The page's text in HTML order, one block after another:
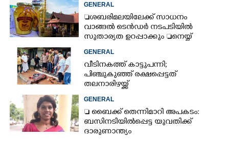
GENERAL
ശബരിമലയിലേക്ക് സാധനം
വാങ്ങൽ ടെൻ‌ഡർ നടപടിയിൽ
സുതാര്യത ഉറപ്പാക്കും നെയ്യ്
ക്രമക്കേടിൽ തുടരന്വേഷണം
GENERAL
വീടിനകത്ത് കാട്ടുപന്നി;
പിഞ്ചുകുഞ്ഞ് രക്ഷപ്പെട്ടത്
തലനാരിഴയ്ക്ക്
GENERAL
 ബൈക്ക് തെന്നിമാറി അപകടം:
ബസിനടിയിൽപ്പെട്ട യുവതിക്ക്
ദാരുണാന്ത്യം